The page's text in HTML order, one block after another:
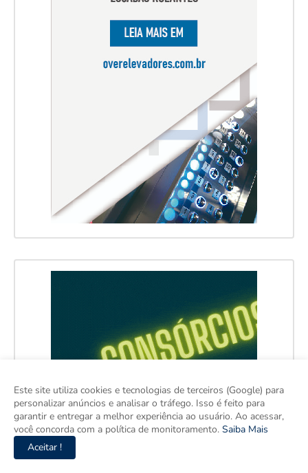
Este site utiliza cookies e tecnologias de terceiros (Google) para
personalizar anúncios e analisar o tráfego. Isso é feito para
garantir e entregar a melhor experiência ao usuário. Ao acessar,
você concorda com a política de monitoramento. Saiba Mais
Aceitar !